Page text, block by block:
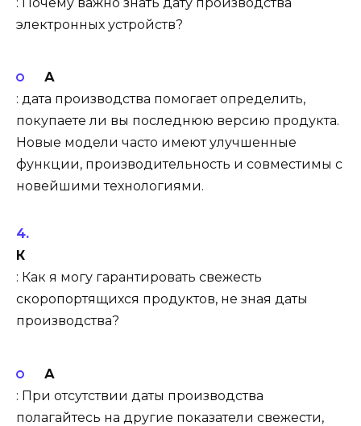
электронных устройств?
А
: дата производства помогает определить,
покупаете ли вы последнюю версию продукта.
Новые модели часто имеют улучшенные
функции, производительность и совместимы с
новейшими технологиями.
К
: Как я могу гарантировать свежесть
скоропортящихся продуктов, не зная даты
производства?
А
: При отсутствии даты производства
полагайтесь на другие показатели свежести,